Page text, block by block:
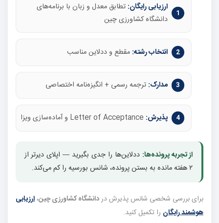
ارزیابی رایگان: تطابق معدل و زبان با برنامه‌های
دانشگاه کشاورزی چین
انتخاب رشته: مقطع و ددلاین مناسب
مدارک: ترجمه رسمی + انگیزه‌نامه اختصاصی
پذیرش:
از تجربه پرونده‌ها: ددلاین‌ها را جدی بگیرید — اپلای دیرتر از
۲ هفته مانده به بستن پرونده، شانس بورسیه را کم می‌کند.
برای بررسی شخصی شانس پذیرش دردانشگاه کشاورزی چین، ارزیابی
هوشمند رایگان را تکمیل کنید.